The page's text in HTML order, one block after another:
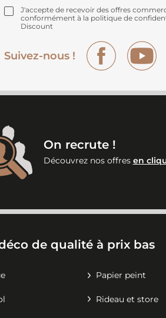
J'accepte de recevoir des offres
conformément à la politique de
Discount
Suivez-nous !
Facebook
On recrute !
Découvrez nos offres en
de qualité à prix bas
Papier peint
Rideau et store